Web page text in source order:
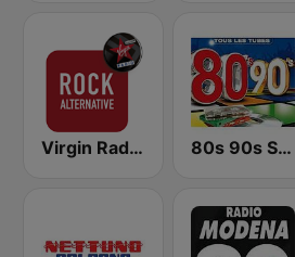
Virgin Radio Rock Alternative 80s 90s Super Pop Hits